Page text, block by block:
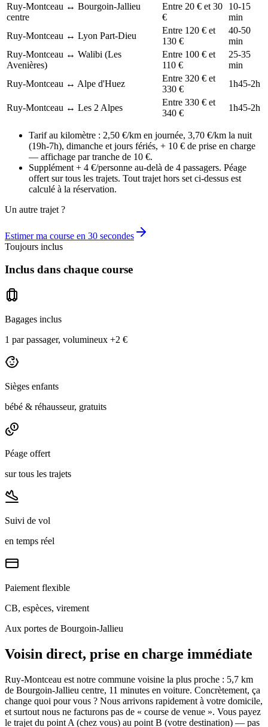
Ruy-Montceau ↔ Bourgoin-Jallieu
centre
Entre 20 € et 30
€
10-15
min
Ruy-Montceau ↔ Lyon Part-Dieu
Entre 120 € et
130 €
40-50
min
Ruy-Montceau ↔ Walibi (Les
Avenières)
Entre 100 € et
110 €
25-35
min
Ruy-Montceau ↔ Alpe d'Huez
Entre 320 € et
330 €
1h45-2h
Ruy-Montceau ↔ Les 2 Alpes
Entre 330 € et
340 €
1h45-2h
Tarif au kilomètre : 2,50 €/km en journée, 3,70 €/km la nuit
(19h-7h), dimanche et jours fériés, + 10 € de prise en charge
— affichage par tranche de 10 €.
Supplément + 4 €/personne au-delà de 4 passagers. Péage
offert sur tous les trajets. Tout trajet hors set ci-dessus est
calculé à la réservation.
Un autre trajet ?
Estimer ma course en 30 secondes
Toujours inclus
Inclus dans chaque course
Bagages inclus
1 par passager, volumineux +2 €
Sièges enfants
bébé & réhausseur, gratuits
Péage offert
sur tous les trajets
Suivi de vol
en temps réel
Paiement flexible
CB, espèces, virement
Aux portes de Bourgoin-Jallieu
Voisin direct, prise en charge immédiate
Ruy-Montceau est notre commune voisine la plus proche : 5,7 km
de Bourgoin-Jallieu centre, 11 minutes en voiture. Concrètement, ça
change quoi pour vous ? Nous arrivons rapidement à votre domicile,
et surtout nous ne facturons pas de « course de venue ». Vous payez
le trajet du point A (chez vous) au point B (votre destination) — pas